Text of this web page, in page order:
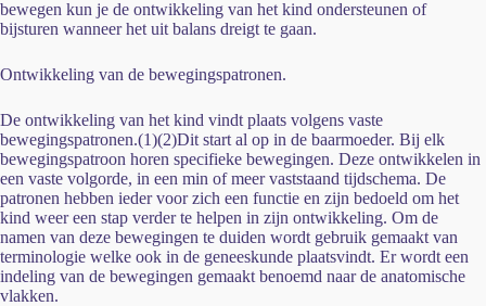
bewegen kun je de ontwikkeling van het kind ondersteunen of
bijsturen wanneer het uit balans dreigt te gaan.
Ontwikkeling van de bewegingspatronen.
De ontwikkeling van het kind vindt plaats volgens vaste
bewegingspatronen.(1)(2)Dit start al op in de baarmoeder. Bij elk
bewegingspatroon horen specifieke bewegingen. Deze ontwikkelen in
een vaste volgorde, in een min of meer vaststaand tijdschema. De
patronen hebben ieder voor zich een functie en zijn bedoeld om het
kind weer een stap verder te helpen in zijn ontwikkeling. Om de
namen van deze bewegingen te duiden wordt gebruik gemaakt van
terminologie welke ook in de geneeskunde plaatsvindt. Er wordt een
indeling van de bewegingen gemaakt benoemd naar de anatomische
vlakken.